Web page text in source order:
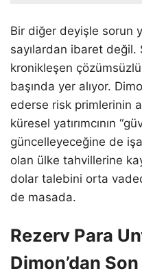
Bir diğer deyişle sorun
sayılardan ibaret
kronikleşen
başında yer alıyor.
ederse risk primlerinin
küresel yatırımcının
güncelleyeceğine de
olan ülke tahvillerine
dolar talebini orta
de masada.
Rezerv Para
Dimon’dan Son